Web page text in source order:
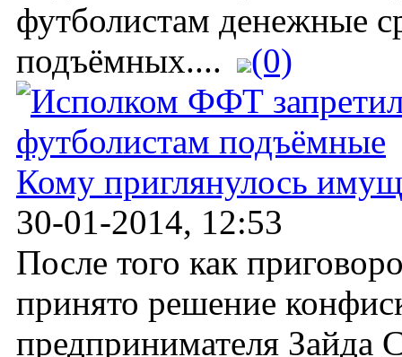
футболистам денежные
подъёмных....
(0)
Кому приглянулось
30-01-2014, 12:53
После того как
принято решение
предпринимателя Зайда